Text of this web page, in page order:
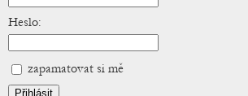
Heslo:
zapamatovat si mě